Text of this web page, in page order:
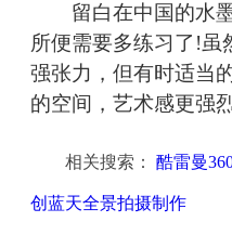
留白在中国的水墨
所便需要多练习了!虽
强张力，但有时适当
的空间，艺术感更强烈
相关搜索： 酷雷曼
创蓝天全景拍摄制作